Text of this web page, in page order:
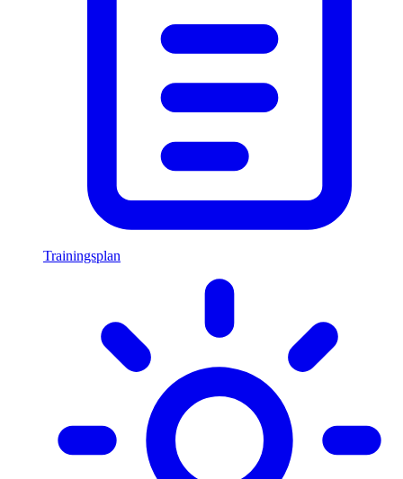
Trainingsplan